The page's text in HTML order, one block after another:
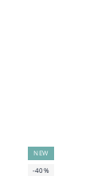
NEW
-40%